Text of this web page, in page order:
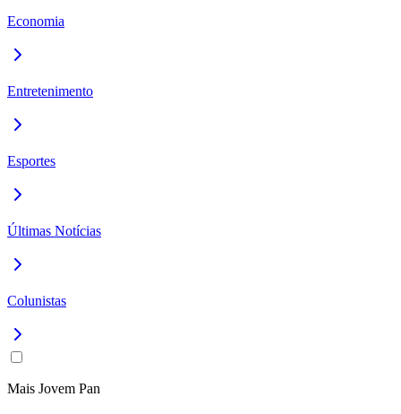
Economia
Entretenimento
Esportes
Últimas Notícias
Colunistas
Mais Jovem Pan